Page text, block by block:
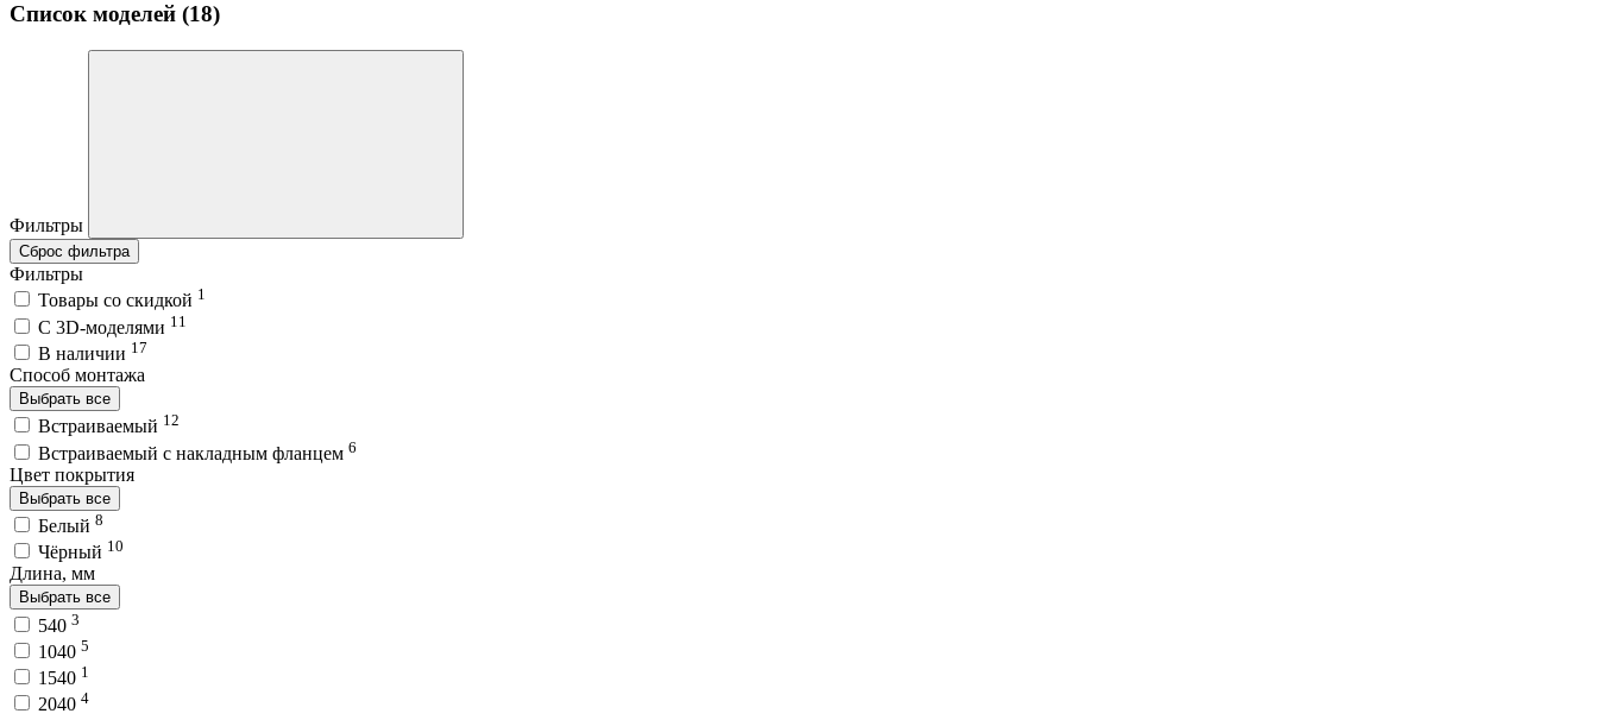
Список моделей (18)
Фильтры
Сброс фильтра
Фильтры
Товары со скидкой 1
C 3D-моделями 11
В наличии 17
Способ монтажа
Выбрать все
Встраиваемый 12
Встраиваемый с накладным фланцем 6
Цвет покрытия
Выбрать все
Белый 8
Чёрный 10
Длина, мм
Выбрать все
540 3
1040 5
1540 1
2040 4